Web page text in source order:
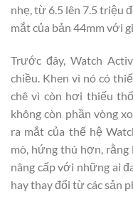
nhẹ, từ 6.5 lên 7.5 triệu
mắt của bản 44mm với
Trước đây, Watch
chiều. Khen vì nó có
chê vì còn hơi thiếu
không còn phần vòng
ra mắt của thế hệ
mò, hứng thú hơn, rằng
nâng cấp với những ai
hay thay đổi từ các sản